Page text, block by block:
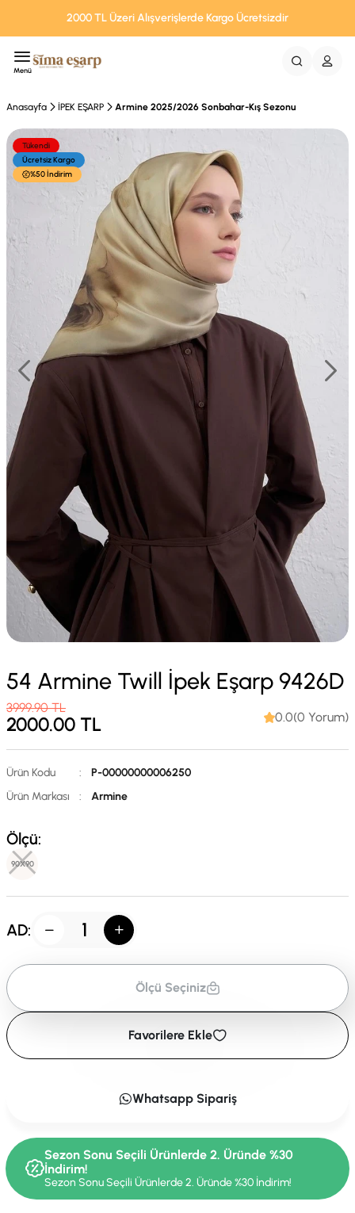
2000 TL Üzeri Alışverişlerde Kargo Ücretsizdir
Menü
Anasayfa İPEK EŞARP Armine 2025/2026 Sonbahar-Kış Sezonu
Tükendi
Ücretsiz Kargo
%50 İndirim
54 Armine Twill İpek Eşarp 9426D
3999.90TL
2000.00 TL 0.0(0 Yorum)
Ürün Kodu :
P-00000000006250
Ürün Markası
: Armine
Ölçü:
90X90
AD:
Ölçü Seçiniz
Favorilere Ekle
Whatsapp Sipariş
Sezon Sonu Seçili Ürünlerde 2. Üründe %30
İndirim!
Sezon Sonu Seçili Ürünlerde 2. Üründe %30 İndirim!